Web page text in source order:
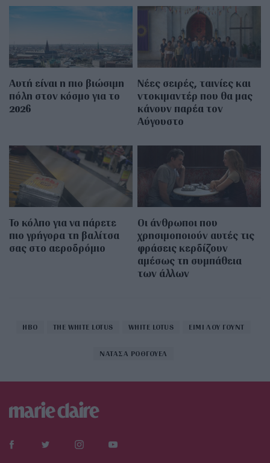
Αυτή είναι η πιο βιώσιμη
πόλη στον κόσμο για το
2026
Νέες σειρές, ταινίες και
ντοκιμαντέρ που θα μας
κάνουν παρέα τον
Αύγουστο
Το κόλπο για να πάρετε
πιο γρήγορα τη βαλίτσα
σας στο αεροδρόμιο
Οι άνθρωποι που
χρησιμοποιούν αυτές τις
φράσεις κερδίζουν
αμέσως τη συμπάθεια
των άλλων
HBO THE WHITE LOTUS WHITE LOTUS ΕΙΜΙ ΛΟΥ ΓΟΥΝΤ
ΝΑΤΑΣΑ ΡΟΘΓΟΥΕΛ